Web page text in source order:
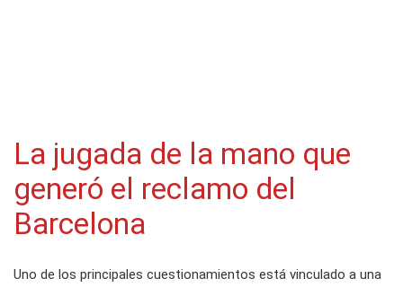
La jugada de la mano que
generó el reclamo del
Barcelona
Uno de los principales cuestionamientos está vinculado a una